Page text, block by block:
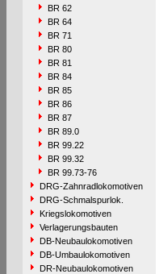
BR 62
BR 64
BR 71
BR 80
BR 81
BR 84
BR 85
BR 86
BR 87
BR 89.0
BR 99.22
BR 99.32
BR 99.73-76
DRG-Zahnradlokomotiven
DRG-Schmalspurlok.
Kriegslokomotiven
Verlagerungsbauten
DB-Neubaulokomotiven
DB-Umbaulokomotiven
DR-Neubaulokomotiven